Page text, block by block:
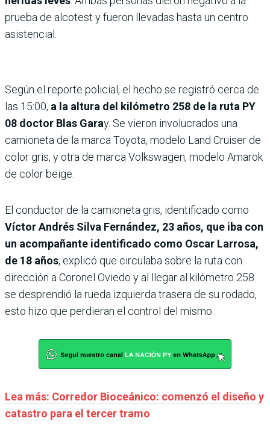
prueba de alcotest y fueron llevadas hasta un centro
asistencial.
Según el reporte policial, el hecho se registró cerca de
las 15:00, a la altura del kilómetro 258 de la ruta PY
08 doctor Blas Garay. Se vieron involucrados una
camioneta de la marca Toyota, modelo Land Cruiser de
color gris, y otra de marca Volkswagen, modelo Amarok
de color beige.
El conductor de la camioneta gris, identificado como
Víctor Andrés Silva Fernández, 23 años, que iba con
un acompañante identificado como Oscar Larrosa,
de 18 años, explicó que circulaba sobre la ruta con
dirección a Coronel Oviedo y al llegar al kilómetro 258
se desprendió la rueda izquierda trasera de su rodado,
esto hizo que perdieran el control del mismo.
Lea más: Corredor Bioceánico: comenzó el diseño y
catastro para el tercer tramo